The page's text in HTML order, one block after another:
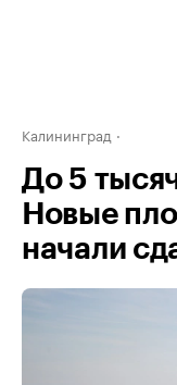
Калининград
До 5
Новые
начали